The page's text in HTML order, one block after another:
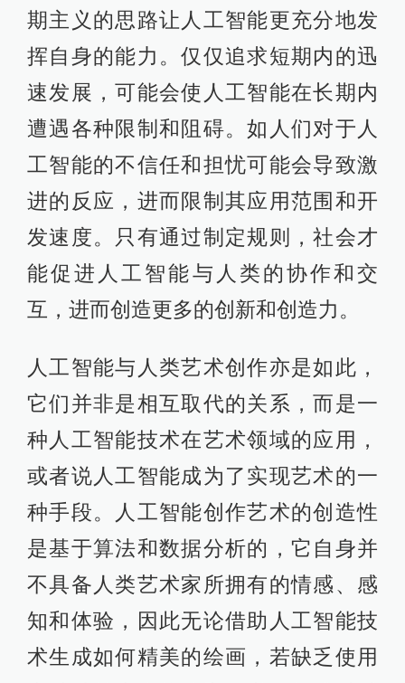
人工智能，如何划定人工智能的活动
范围，以及人工智能的归属问题。规
范化的目的不是为了限制人工智能的
发展和活动范围，而是为了确保其合
理运用。如果没有明确的规范和准
则，人工智能可能会被用于破坏性的
活动，如对个人隐私的侵犯、攻击性
的行为、发布误导性的信息等。而人
工智能原本可以被用于更加有益的领
通等。
规范化的目的不是限制，而是要以长
期主义的思路让人工智能更充分地发
挥自身的能力。仅仅追求短期内的迅
速发展，可能会使人工智能在长期内
遭遇各种限制和阻碍。如人们对于人
工智能的不信任和担忧可能会导致激
进的反应，进而限制其应用范围和开